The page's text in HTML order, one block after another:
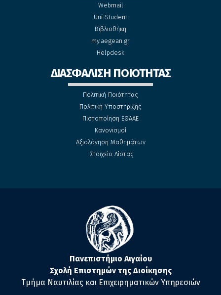
Webmail
Uni-Student
Βιβλιοθήκη
my.aegean.gr
Helpdesk
ΔΙΑΣΦΑΛΙΣΗ ΠΟΙΟΤΗΤΑΣ
Πολιτική Ποιότητας
Πολιτική Υποστήριξης
Πιστοποίηση ΕΘΑΑΕ
Κανονισμοί
Αξιολόγηση Μαθημάτων
Στοιχείο Λίστας
Πανεπιστήμιο Αιγαίου
Σχολή Επιστημών της Διοίκησης
Τμήμα Ναυτιλίας και Επιχειρηματικών Υπηρεσιών